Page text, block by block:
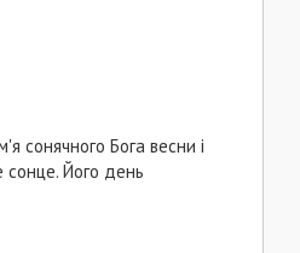
сонячного Бога весни і
сонце. Його день